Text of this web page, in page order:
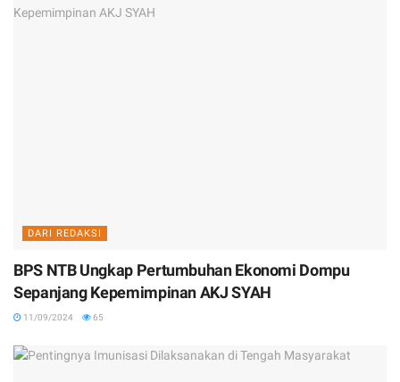
DARI REDAKSI
BPS NTB Ungkap Pertumbuhan Ekonomi Dompu
Sepanjang Kepemimpinan AKJ SYAH
11/09/2024 65